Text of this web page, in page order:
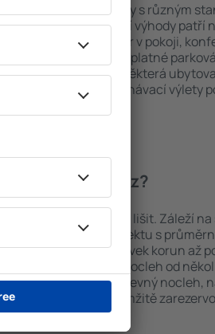
se řadí mezi objekty s různým
Mezi nejoblíbenější výhody patří
areál, minibar/trezor v pokoji,
dětský koutek, bezplatné
o atrakcích v okolí. Některá
z/na letiště nebo poznávací výlety
Case Martinez?
Martinez se můžou lišit. Záleží
za jednu noc v objektu s
od několika stovek korun až
hvězdičkami nabízejí nocleh od
Pokud hledáte levný nocleh,
kde si můžete okamžitě